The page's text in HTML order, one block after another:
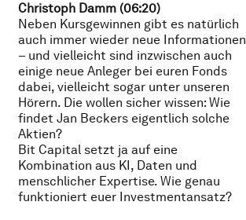
Christoph Damm (06:20)
Neben Kursgewinnen gibt es natürlich
auch immer wieder neue Informationen
– und vielleicht sind inzwischen auch
einige neue Anleger bei euren Fonds
dabei, vielleicht sogar unter unseren
Hörern. Die wollen sicher wissen: Wie
findet Jan Beckers eigentlich solche
Aktien?
Bit Capital setzt ja auf eine
Kombination aus KI, Daten und
menschlicher Expertise. Wie genau
funktioniert euer Investmentansatz?